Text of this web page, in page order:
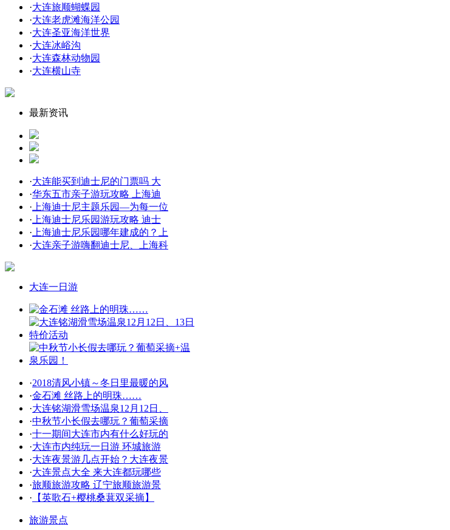
·大连旅顺蝴蝶园
·大连老虎滩海洋公园
·大连圣亚海洋世界
·大连冰峪沟
·大连森林动物园
·大连横山寺
最新资讯
·大连能买到迪士尼的门票吗 大
·华东五市亲子游玩攻略 上海迪
· 上海迪士尼主题乐园—为每一位
· 上海迪士尼乐园游玩攻略 迪士
· 上海迪士尼乐园哪年建成的？上
·大连亲子游嗨翻迪士尼、上海科
大连一日游
·2018清风小镇～冬日里最暖的风
·金石滩 丝路上的明珠……
·大连铭湖滑雪场温泉12月12日、
·中秋节小长假去哪玩？葡萄采摘
·十一期间大连市内有什么好玩的
·大连市内纯玩一日游 环城旅游
·大连夜景游几点开始？大连夜景
·大连景点大全 来大连都玩哪些
·旅顺旅游攻略 辽宁旅顺旅游景
· 【英歌石+樱桃桑葚双采摘】
旅游景点